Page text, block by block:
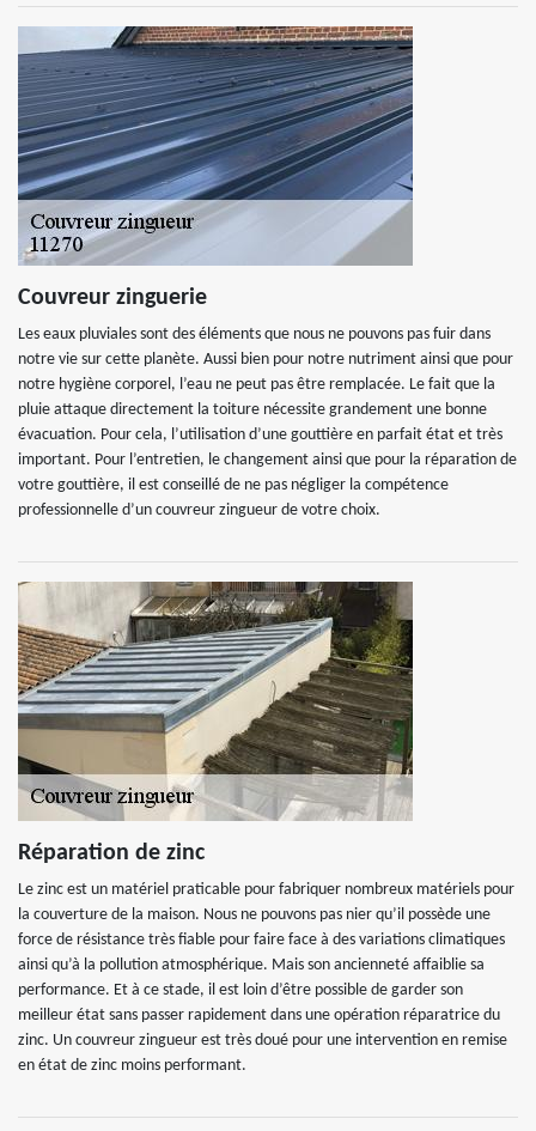
Couvreur zinguerie
Les eaux pluviales sont des éléments que nous ne pouvons pas fuir dans
notre vie sur cette planète. Aussi bien pour notre nutriment ainsi que pour
notre hygiène corporel, l’eau ne peut pas être remplacée. Le fait que la
pluie attaque directement la toiture nécessite grandement une bonne
évacuation. Pour cela, l’utilisation d’une gouttière en parfait état et très
important. Pour l’entretien, le changement ainsi que pour la réparation de
votre gouttière, il est conseillé de ne pas négliger la compétence
professionnelle d’un couvreur zingueur de votre choix.
Réparation de zinc
Le zinc est un matériel praticable pour fabriquer nombreux matériels pour
la couverture de la maison. Nous ne pouvons pas nier qu’il possède une
force de résistance très fiable pour faire face à des variations climatiques
ainsi qu’à la pollution atmosphérique. Mais son ancienneté affaiblie sa
performance. Et à ce stade, il est loin d’être possible de garder son
meilleur état sans passer rapidement dans une opération réparatrice du
zinc. Un couvreur zingueur est très doué pour une intervention en remise
en état de zinc moins performant.